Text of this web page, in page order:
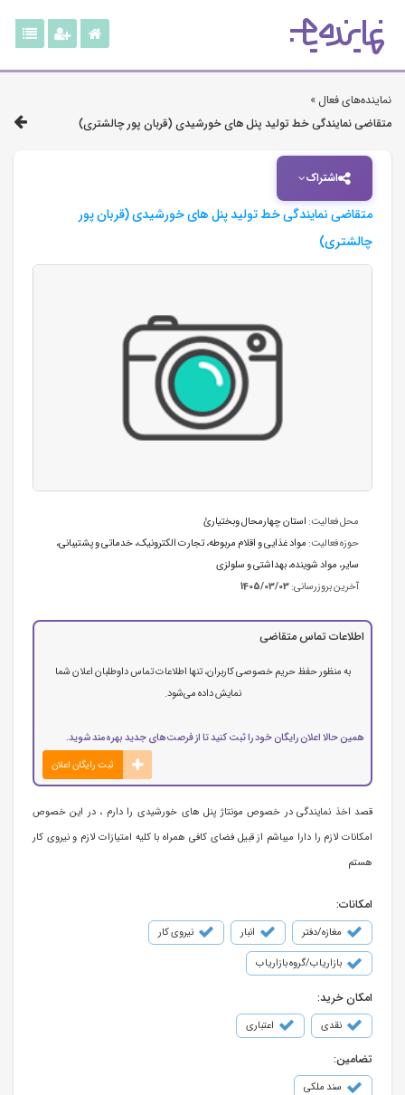
نماینده‌های فعال »
متقاضی نمایندگی خط تولید پنل های خورشیدی (قربان پور چالشتری)
اشتراک
متقاضی نمایندگی خط تولید پنل های خورشیدی (قربان پور
چالشتری)
محل فعالیت: استان چهارمحال وبختیارئ
حوزه فعالیت: مواد غذایی و اقلام مربوطه،تجارت الکترونیک،خدماتی و پشتیبانی،
سایر، مواد شوینده، بهداشتی و سلولزی
آخرین بروزرسانی:1405/03/03
اطلاعات تماس متقاضی
به منظور حفظ حریم خصوصی کاربران، تنها اطلاعات تماس داوطلبان اعلان شما
نمایش داده می‌شود.
همین حالا اعلان رایگان خود را ثبت کنید تا از فرصت‌های جدید بهره‌مند شوید.
ثبت رایگان اعلان
قصد اخذ نمایندگی در خصوص مونتاژ پنل های خورشیدی را دارم ، در این خصوص
امکانات لازم را دارا میباشم از قبیل فضای کافی همراه با کلیه امتیازات لازم و نیروی کار
هستم
امکانات:
مغازه/دفتر انبار نیروی کار
بازاریاب/گروه بازاریاب
امکان خرید:
نقدی اعتباری
تضامین:
سند ملکی